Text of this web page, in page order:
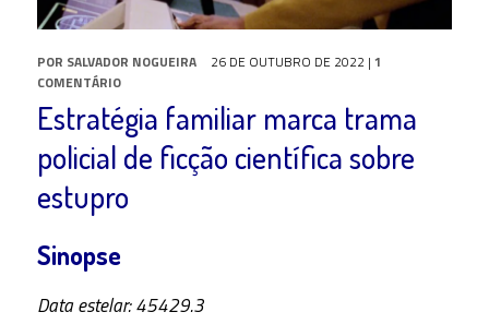
POR SALVADOR NOGUEIRA 26 DE OUTUBRO DE 2022 | 1
COMENTÁRIO
Estratégia familiar marca trama
policial de ficção científica sobre
estupro
Sinopse
Data estelar: 45429.3